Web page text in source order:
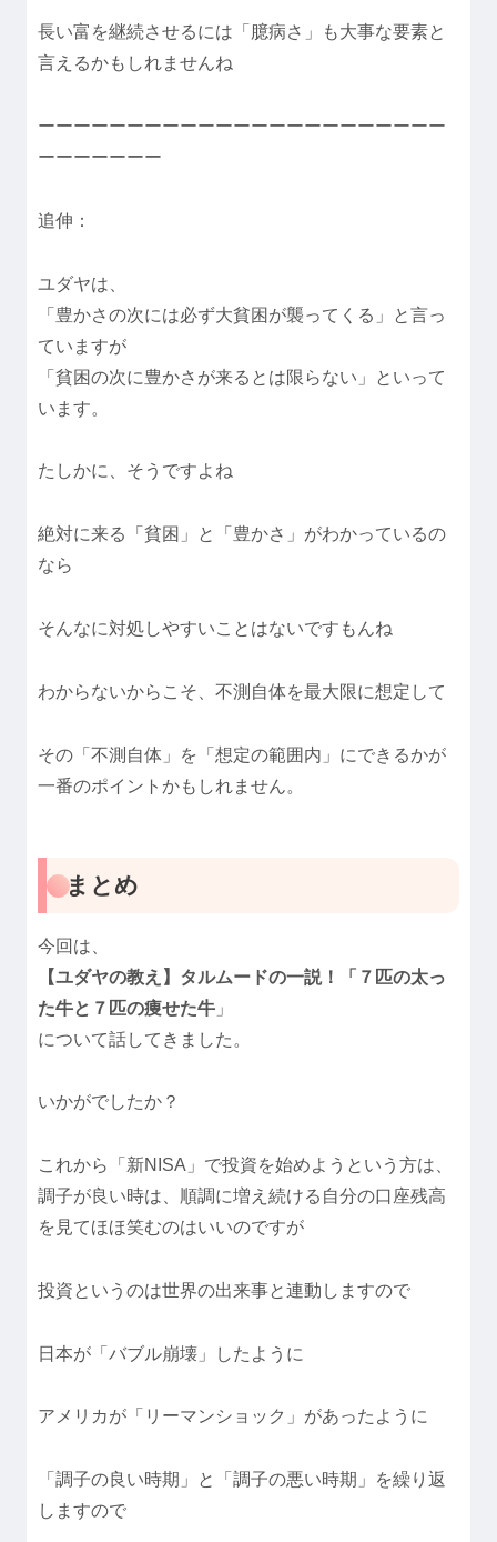
長い富を継続させるには「臆病さ」も大事な要素と
言えるかもしれませんね
ーーーーーーーーーーーーーーーーーーーーーーー
ーーーーーーー
追伸：
ユダヤは、
「豊かさの次には必ず大貧困が襲ってくる」と言っ
ていますが
「貧困の次に豊かさが来るとは限らない」といって
います。
たしかに、そうですよね
絶対に来る「貧困」と「豊かさ」がわかっているの
なら
そんなに対処しやすいことはないですもんね
わからないからこそ、不測自体を最大限に想定して
その「不測自体」を「想定の範囲内」にできるかが
一番のポイントかもしれません。
まとめ
今回は、
【ユダヤの教え】タルムードの一説！「７匹の太っ
た牛と７匹の痩せた牛 」
について話してきました。
いかがでしたか？
これから「新NISA」で投資を始めようという方は、
調子が良い時は、順調に増え続ける自分の口座残高
を見てほほ笑むのはいいのですが
投資というのは世界の出来事と連動しますので
日本が「バブル崩壊」したように
アメリカが「リーマンショック」があったように
「調子の良い時期」と「調子の悪い時期」を繰り返
しますので